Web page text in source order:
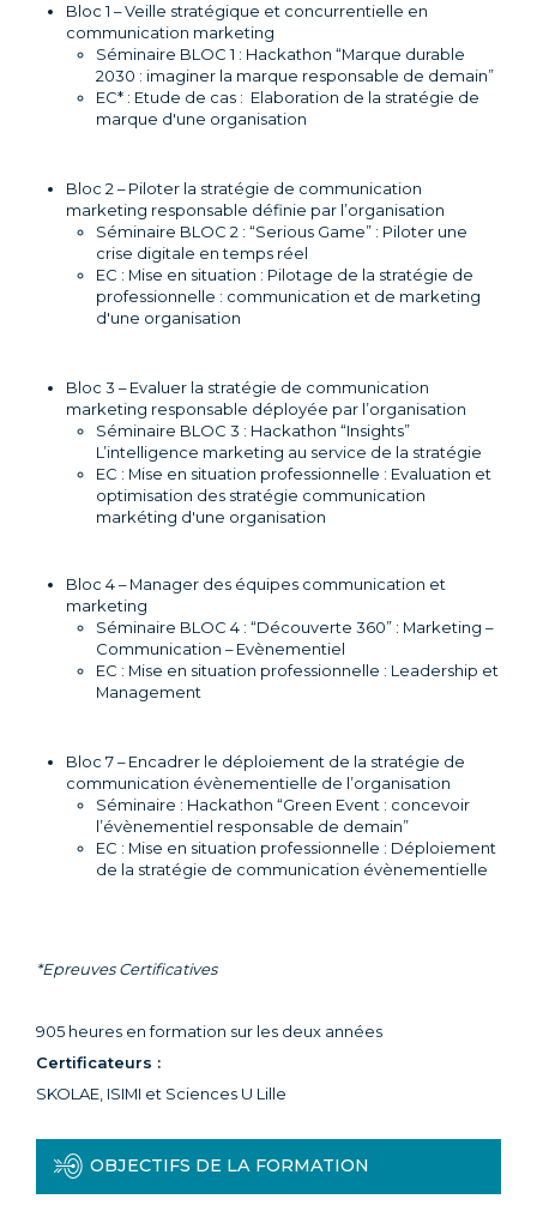
Bloc 1 – Veille stratégique et concurrentielle en
communication marketing
Séminaire BLOC 1 : Hackathon “Marque durable
2030 : imaginer la marque responsable de demain”
EC* : Etude de cas : Elaboration de la stratégie de
marque d'une organisation
Bloc 2 – Piloter la stratégie de communication
marketing responsable définie par l’organisation
Séminaire BLOC 2 : “Serious Game” : Piloter une
crise digitale en temps réel
EC : Mise en situation : Pilotage de la stratégie de
professionnelle : communication et de marketing
d'une organisation
Bloc 3 – Evaluer la stratégie de communication
marketing responsable déployée par l’organisation
Séminaire BLOC 3 : Hackathon “Insights”
L’intelligence marketing au service de la stratégie
EC : Mise en situation professionnelle : Evaluation et
optimisation des stratégie communication
markéting d'une organisation
Bloc 4 – Manager des équipes communication et
marketing
Séminaire BLOC 4 : “Découverte 360” : Marketing –
Communication – Evènementiel
EC : Mise en situation professionnelle : Leadership et
Management
Bloc 7 – Encadrer le déploiement de la stratégie de
communication évènementielle de l’organisation
Séminaire : Hackathon “Green Event : concevoir
l’évènementiel responsable de demain”
EC : Mise en situation professionnelle : Déploiement
de la stratégie de communication évènementielle
*Epreuves Certificatives
905 heures en formation sur les deux années
Certificateurs :
SKOLAE, ISIMI et Sciences U Lille
OBJECTIFS DE LA FORMATION